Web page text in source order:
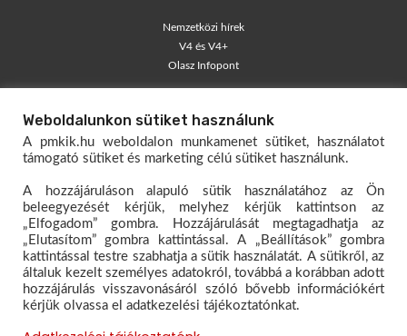
Nemzetközi hírek
V4 és V4+
Olasz Infopont
Blog – egyéni vállalkozók
Társas Vállalkozói Kisokos
Mérlegelő Magazin
KAPCSOLAT
Dokumentumtár
Hivatali kapu
Oktatóanyagok – E-papír
Weboldalunkon sütiket használunk
A pmkik.hu weboldalon munkamenet sütiket, használatot
támogató sütiket és marketing célú sütiket használunk.
A hozzájáruláson alapuló sütik használatához az Ön
beleegyezését kérjük, melyhez kérjük kattintson az
„Elfogadom” gombra. Hozzájárulását megtagadhatja az
„Elutasítom” gombra kattintással. A „Beállítások” gombra
kattintással testre szabhatja a sütik használatát. A sütikről, az
általuk kezelt személyes adatokról, továbbá a korábban adott
hozzájárulás visszavonásáról szóló bővebb információkért
kérjük olvassa el adatkezelési tájékoztatónkat.